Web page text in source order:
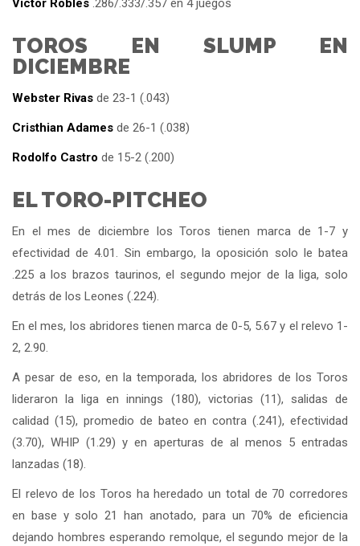
Victor Robles .286/.333/.357 en 4 juegos
TOROS EN SLUMP EN
DICIEMBRE
Webster Rivas de 23-1 (.043)
Cristhian Adames de 26-1 (.038)
Rodolfo Castro de 15-2 (.200)
EL TORO-PITCHEO
En el mes de diciembre los Toros tienen marca de 1-7 y
efectividad de 4.01. Sin embargo, la oposición solo le batea
.225 a los brazos taurinos, el segundo mejor de la liga, solo
detrás de los Leones (.224).
En el mes, los abridores tienen marca de 0-5, 5.67 y el relevo 1-
2, 2.90.
A pesar de eso, en la temporada, los abridores de los Toros
lideraron la liga en innings (180), victorias (11), salidas de
calidad (15), promedio de bateo en contra (.241), efectividad
(3.70), WHIP (1.29) y en aperturas de al menos 5 entradas
lanzadas (18).
El relevo de los Toros ha heredado un total de 70 corredores
en base y solo 21 han anotado, para un 70% de eficiencia
dejando hombres esperando remolque, el segundo mejor de la